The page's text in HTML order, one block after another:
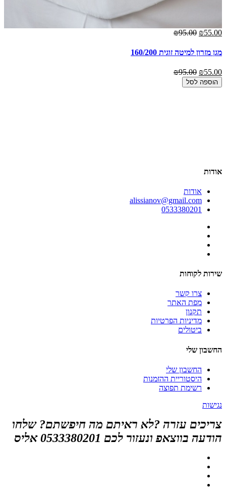
₪55.00
₪95.00
מגן מזרון למיטה זוגית 160/200
₪55.00
₪95.00
הוספה לסל
אודות
אודות
alissianov@gmail.com
0533380201
שירות לקוחות
צרו קשר
מפת האתר
תקנון
מדיניות הפרטיות
ביטולים
החשבון שלי
החשבון שלי
היסטוריית ההזמנות
רשימת תפוצה
נגישות
צריכים עזרה ?לא ראיתם מה חיפשתם? שלחו
הודעה בווצאפ ונעזור לכם 0533380201 אליס